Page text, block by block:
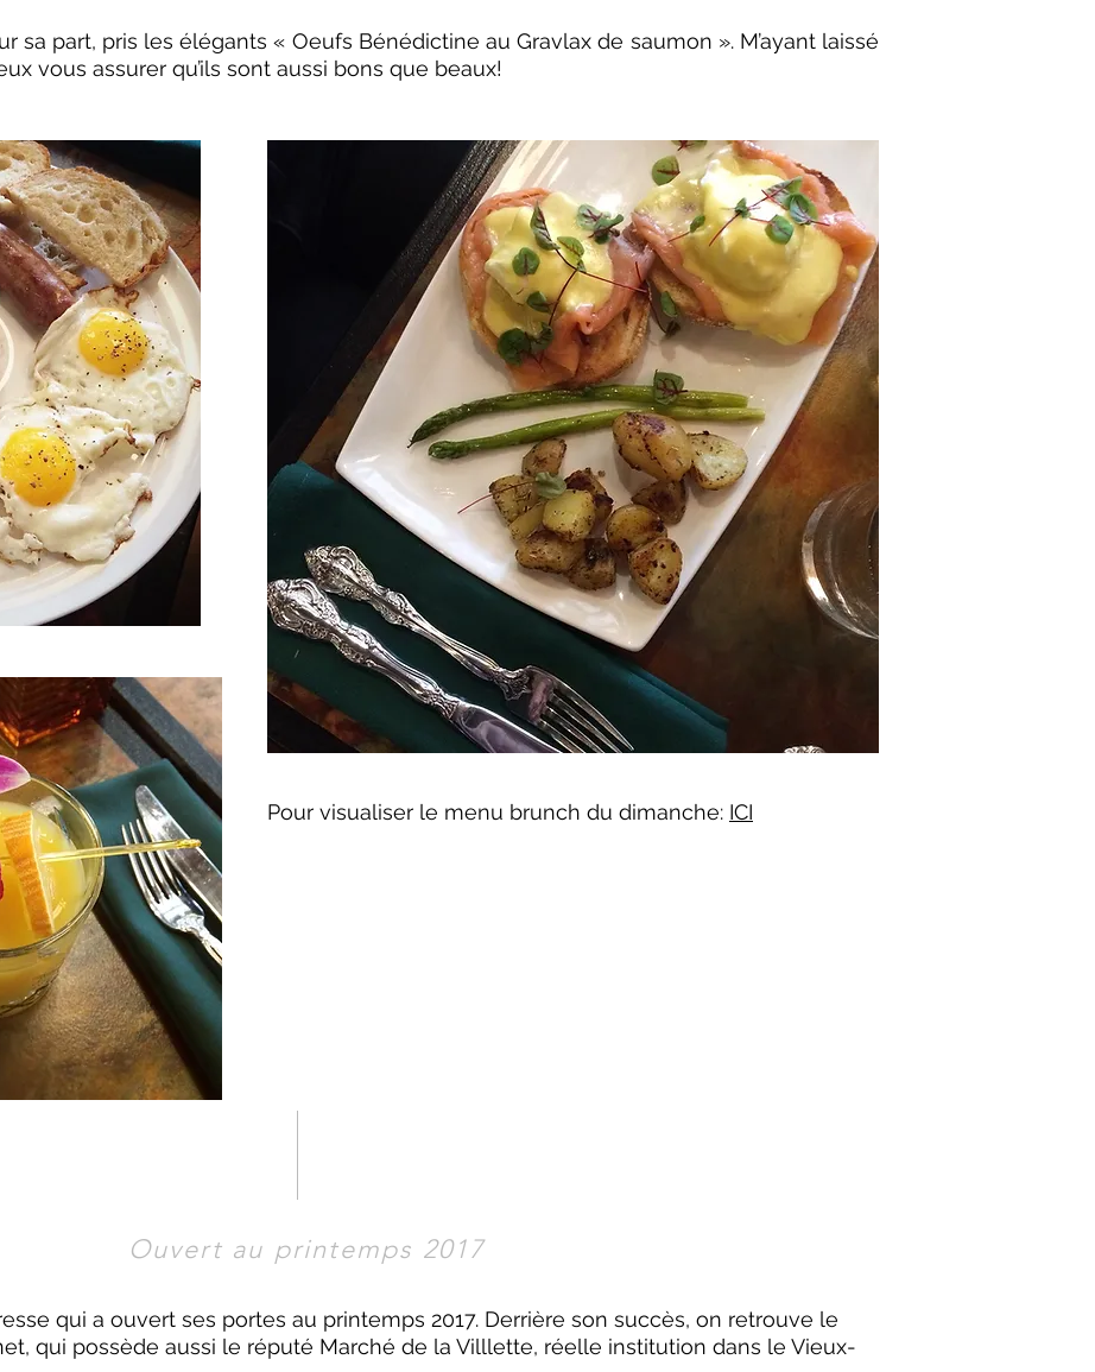
sa part, pris les élégants « Oeufs Bénédictine au Gravlax de saumon ». M’ayant laissé
vous assurer qu’ils sont aussi bons que beaux!
Pour visualiser le menu brunch du dimanche: ICI
Ouvert au printemps 2017
qui a ouvert ses portes au printemps 2017. Derrière son succès, on retrouve le
qui possède aussi le réputé Marché de la Villlette, réelle institution dans le Vieux-